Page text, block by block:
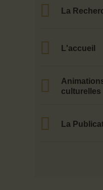
La
L'accueil
culturelles
La